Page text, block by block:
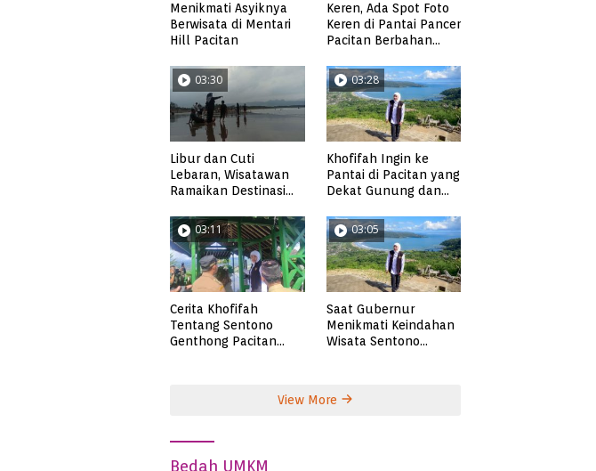
Menikmati Asyiknya
Berwisata di Mentari
Hill Pacitan
Keren, Ada Spot Foto
Keren di Pantai Pancer
Pacitan Berbahan
03:30
Libur dan Cuti
Lebaran, Wisatawan
Ramaikan Destinasi
03:28
Khofifah Ingin ke
Pantai di Pacitan yang
Dekat Gunung dan
Pangasan?
03:11
Cerita Khofifah
Tentang Sentono
Genthong Pacitan
03:05
Saat Gubernur
Menikmati Keindahan
Wisata Sentono
View More
Bedah UMKM